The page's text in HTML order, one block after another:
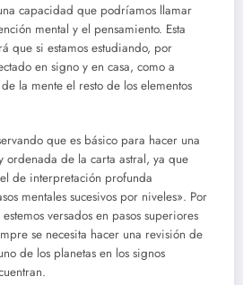
capacidad que podríamos llamar
mental y el pensamiento. Esta
que si estamos estudiando, por
en signo y en casa, como a
la mente el resto de los elementos
que es básico para hacer una
ordenada de la carta astral, ya que
de interpretación profunda
mentales sucesivos por niveles». Por
versados en pasos superiores
se necesita hacer una revisión de
de los planetas en los signos